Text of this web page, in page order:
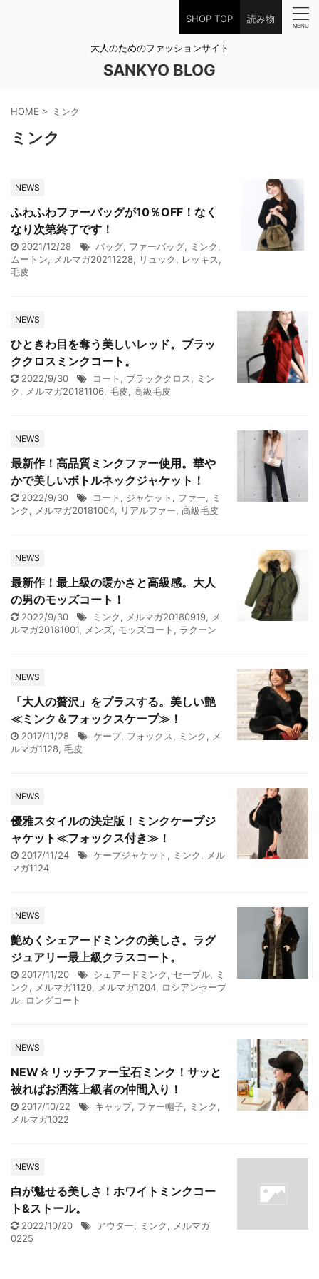
SHOP TOP 読み物
大人のためのファッションサイト
SANKYO BLOG
HOME > ミンク
ミンク
NEWS
ふわふわファーバッグが10％OFF！なく
なり次第終了です！
2021/12/28 バッグ, ファーバッグ, ミンク,
ムートン, メルマガ20211228, リュック, レッキス,
毛皮
NEWS
ひときわ目を奪う美しいレッド。ブラッ
ククロスミンクコート。
2022/9/30 コート , ブラッククロス, ミン
ク, メルマガ20181106, 毛皮, 高級毛皮
NEWS
最新作！高品質ミンクファー使用。華や
かで美しいボトルネックジャケット！
2022/9/30 コート , ジャケット , ファー, ミ
ンク, メルマガ20181004, リアルファー, 高級毛皮
NEWS
最新作！最上級の暖かさと高級感。大人
の男のモッズコート！
2022/9/30 ミンク, メルマガ20180919, メ
ルマガ20181001, メンズ, モッズコート , ラクーン
NEWS
「大人の贅沢」をプラスする。美しい艶
≪ミンク＆フォックスケープ≫！
2017/11/28 ケープ, フォックス, ミンク, メ
ルマガ1128, 毛皮
NEWS
優雅スタイルの決定版！ミンクケープジ
ャケット≪フォックス付き≫！
2017/11/24 ケープジャケット , ミンク, メル
マガ1124
NEWS
艶めくシェアードミンクの美しさ。ラグ
ジュアリー最上級クラスコート。
2017/11/20 シェアードミンク, セーブル, ミ
ンク, メルマガ1120, メルマガ1204, ロシアンセーブ
ル, ロングコート
NEWS
NEW☆リッチファー宝石ミンク！サッと
被ればお洒落上級者の仲間入り！
2017/10/22 キャップ, ファー帽子, ミンク,
メルマガ1022
NEWS
白が魅せる美しさ！ホワイトミンクコー
ト&ストール。
2022/10/20 アウター, ミンク, メルマガ
0225